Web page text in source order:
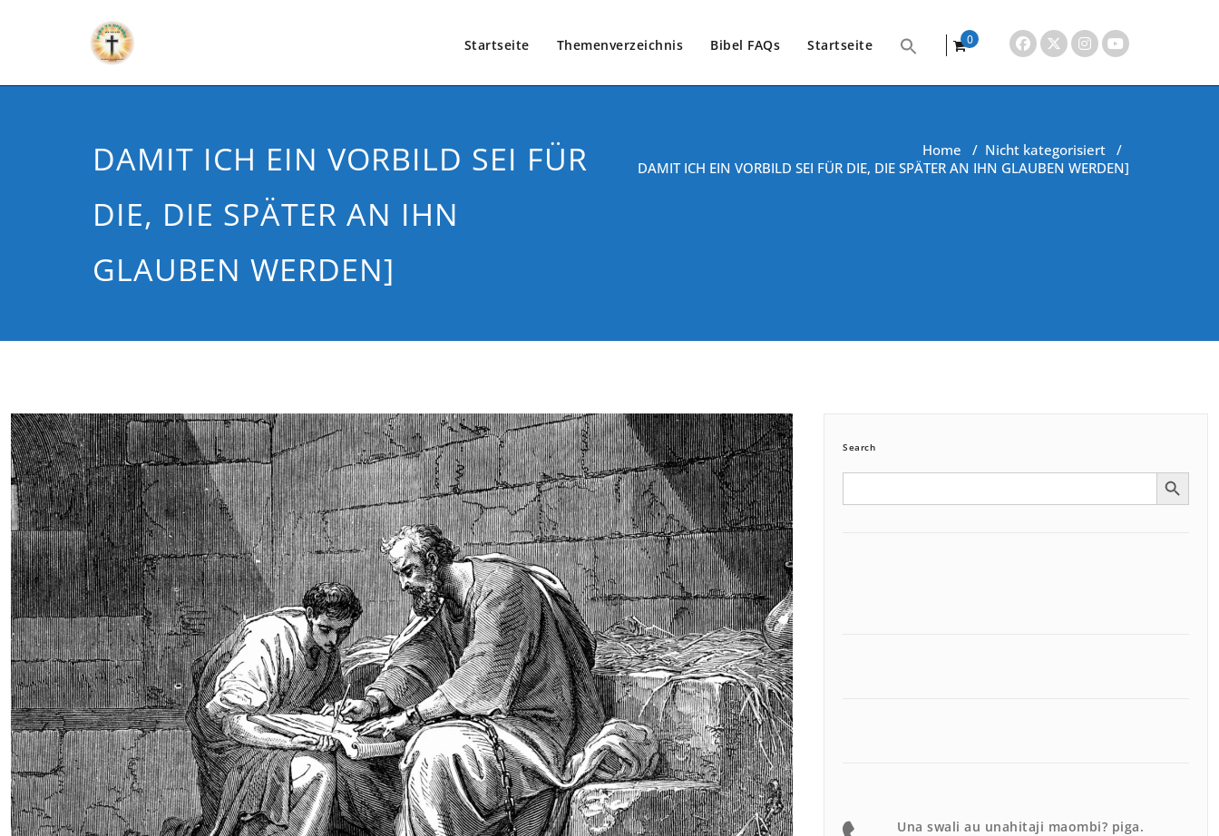
Startseite Themenverzeichnis Bibel FAQs Startseite
0
DAMIT ICH EIN VORBILD SEI FÜR
DIE, DIE SPÄTER AN IHN
GLAUBEN WERDEN]
Home / Nicht kategorisiert /
DAMIT ICH EIN VORBILD SEI FÜR DIE, DIE SPÄTER AN IHN GLAUBEN WERDEN]
Search
Search Search Button
Una swali au unahitaji maombi? piga.